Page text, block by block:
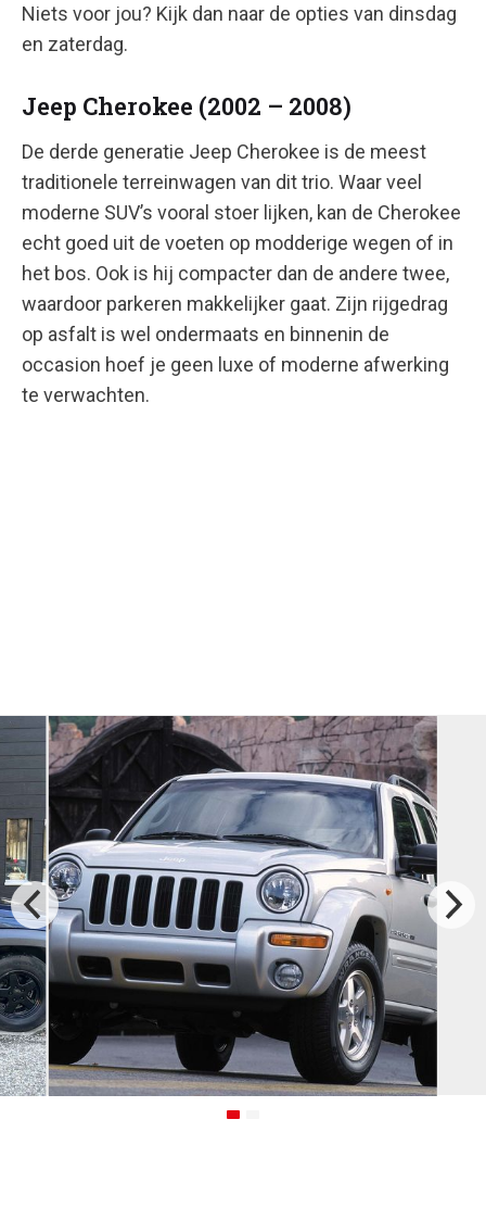
Niets voor jou? Kijk dan naar de opties van dinsdag
en zaterdag.
Jeep Cherokee (2002 – 2008)
De derde generatie Jeep Cherokee is de meest
traditionele terreinwagen van dit trio. Waar veel
moderne SUV’s vooral stoer lijken, kan de Cherokee
echt goed uit de voeten op modderige wegen of in
het bos. Ook is hij compacter dan de andere twee,
waardoor parkeren makkelijker gaat. Zijn rijgedrag
op asfalt is wel ondermaats en binnenin de
occasion hoef je geen luxe of moderne afwerking
te verwachten.